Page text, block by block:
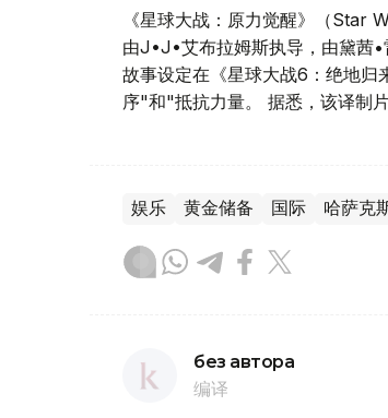
《星球大战：原力觉醒》（Star
由J•J•艾布拉姆斯执导，由黛茜
故事设定在《星球大战6：绝地归
序"和"抵抗力量。 据悉，该译制
娱乐 黄金储备 国际 哈萨克
без автора
编译